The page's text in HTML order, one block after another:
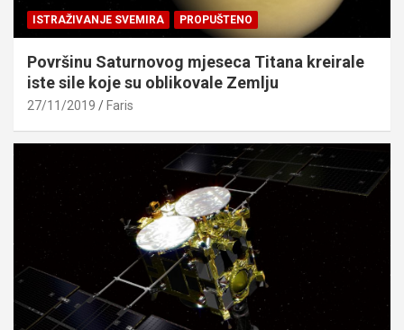
ISTRAŽIVANJE SVEMIRA PROPUŠTENO
Površinu Saturnovog mjeseca Titana kreirale
iste sile koje su oblikovale Zemlju
27/11/2019 Faris